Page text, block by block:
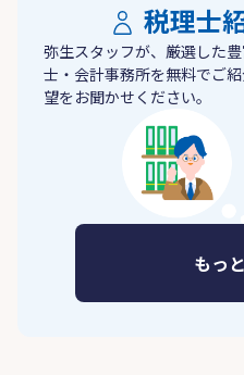
税理士
弥生スタッフが、厳選した
士・会計事務所を無料でご
望をお聞かせください。
もっ